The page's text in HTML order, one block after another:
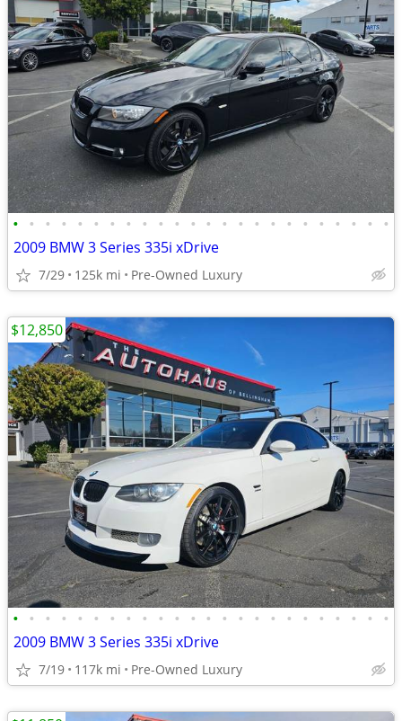
• • • • • • • • • • • • • • • • • • • • • • • •
2009 BMW 3 Series 335i xDrive
7/29 125k mi Pre-Owned Luxury
• • • • • • • • • • • • • • • • • • • • • • • •
2009 BMW 3 Series 335i xDrive
7/19 117k mi Pre-Owned Luxury
$12,850